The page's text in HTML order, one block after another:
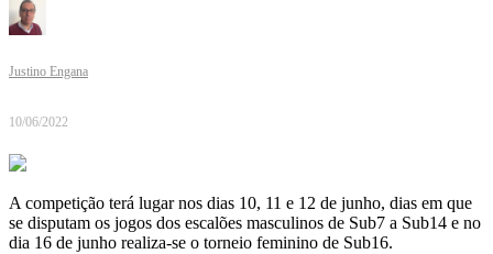
Justino Engana
10/06/2022
A competição terá lugar nos dias 10, 11 e 12 de junho, dias em que
se disputam os jogos dos escalões masculinos de Sub7 a Sub14 e no
dia 16 de junho realiza-se o torneio feminino de Sub16.